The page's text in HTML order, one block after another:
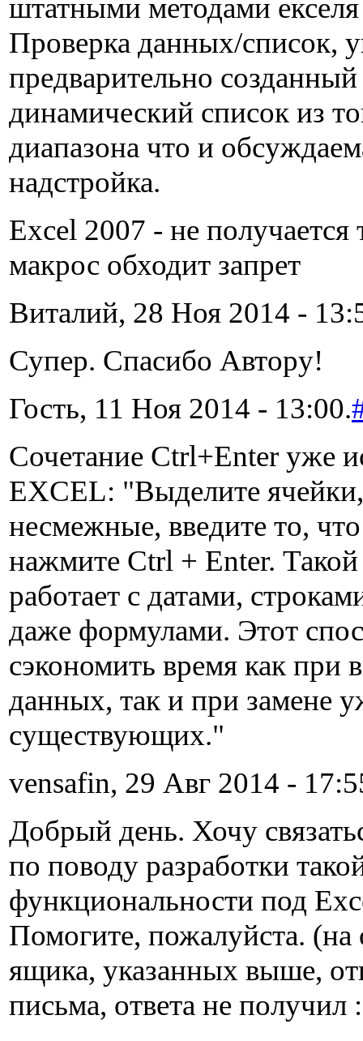
штатными методами
Проверка данных/список,
предварительно
динамический список из
диапазона что и
надстройка.
Excel 2007 - не получается
макрос обходит запрет
Виталий, 28 Ноя 2014 -
Супер. Спасибо Автору!
Гость, 11 Ноя 2014 - 13:00.
Сочетание Ctrl+Enter уже
EXCEL: "Выделите
несмежные, введите то,
нажмите Ctrl + Enter.
работает с датами,
даже формулами. Этот
сэкономить время как при
данных, так и при замене
существующих."
vensafin, 29 Авг 2014 -
Добрый день. Хочу
по поводу разработки
функциональности под
Помогите, пожалуйста. (на
ящика, указанных выше,
письма, ответа не получил